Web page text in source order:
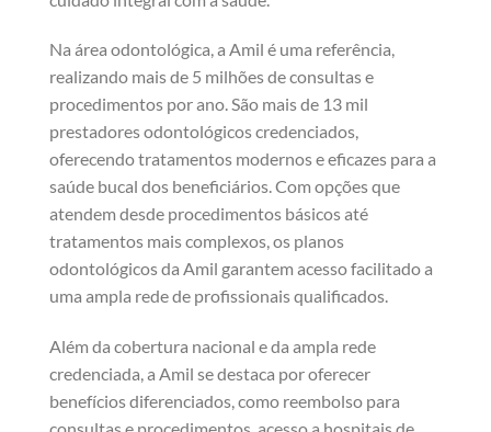
Na área odontológica, a Amil é uma referência,
realizando mais de 5 milhões de consultas e
procedimentos por ano. São mais de 13 mil
prestadores odontológicos credenciados,
oferecendo tratamentos modernos e eficazes para a
saúde bucal dos beneficiários. Com opções que
atendem desde procedimentos básicos até
tratamentos mais complexos, os planos
odontológicos da Amil garantem acesso facilitado a
uma ampla rede de profissionais qualificados.
Além da cobertura nacional e da ampla rede
credenciada, a Amil se destaca por oferecer
benefícios diferenciados, como reembolso para